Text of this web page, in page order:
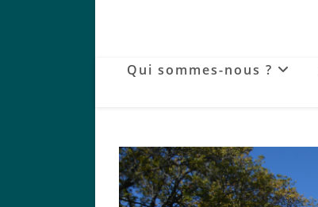
Qui sommes-nous ?